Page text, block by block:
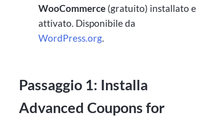
WooCommerce(gratuito) installato e
attivato. Disponibile da
WordPress.org.
Passaggio 1: Installa
Advanced Coupons for